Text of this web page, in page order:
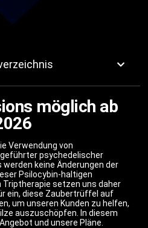
möglich ab
Verwendung von
psychedelischer
werden keine Änderungen der
Psilocybin-haltigen
Triptherapie setzen uns daher
ein, diese Zaubertrüffel auf
um unseren Kunden zu helfen,
auszuschöpfen. In diesem
und unsere Pläne.